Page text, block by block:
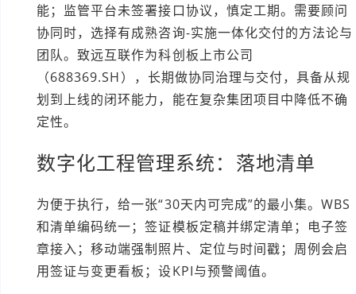
能；监管平台未签署接口协议，慎定工期。需要顾问
协同时，选择有成熟咨询-实施一体化交付的方法论与
团队。致远互联作为科创板上市公司
（688369.SH），长期做协同治理与交付，具备从规
划到上线的闭环能力，能在复杂集团项目中降低不确
定性。
数字化工程管理系统：落地清单
为便于执行，给一张“30天内可完成”的最小集。WBS
和清单编码统一；签证模板定稿并绑定清单；电子签
章接入；移动端强制照片、定位与时间戳；周例会启
用签证与变更看板；设KPI与预警阈值。